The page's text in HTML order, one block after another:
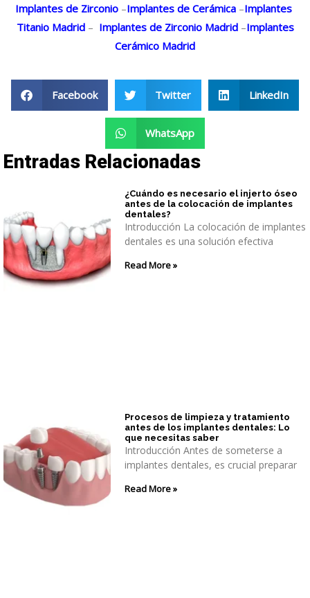
Implantes de Zirconio –Implantes de Cerámica –Implantes
Titanio Madrid– Implantes de Zirconio Madrid–Implantes
Cerámico Madrid
Facebook Twitter LinkedIn
WhatsApp
Entradas Relacionadas
¿Cuándo es necesario el injerto óseo
antes de la colocación de implantes
dentales?
Introducción La colocación de implantes
dentales es una solución efectiva
Read More »
Procesos de limpieza y tratamiento
antes de los implantes dentales: Lo
que necesitas saber
Introducción Antes de someterse a
implantes dentales, es crucial preparar
Read More »